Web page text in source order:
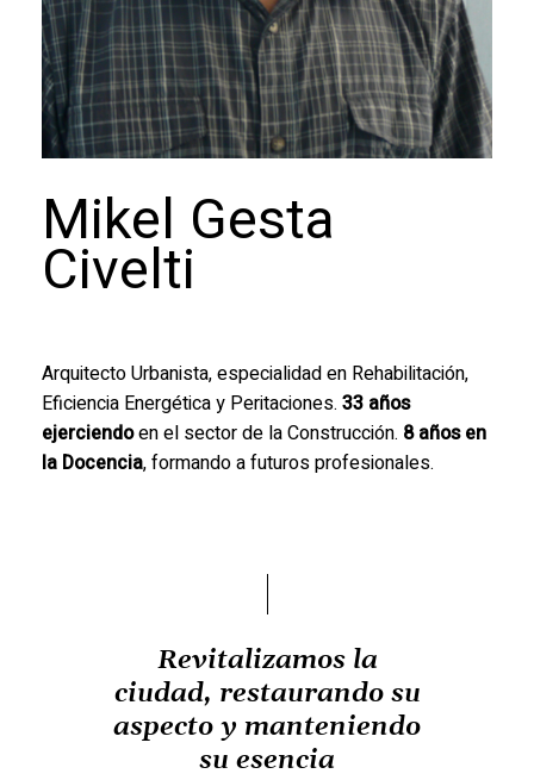
Mikel Gesta
Civelti
Arquitecto Urbanista, especialidad en Rehabilitación,
Eficiencia Energética y Peritaciones. 33 años
ejerciendoen el sector de la Construcción. 8 años en
la Docencia, formando a futuros profesionales.
Revitalizamos la
ciudad, restaurando su
aspecto y manteniendo
su esencia